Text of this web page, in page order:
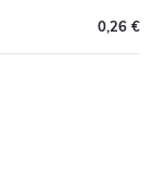
0,26 €